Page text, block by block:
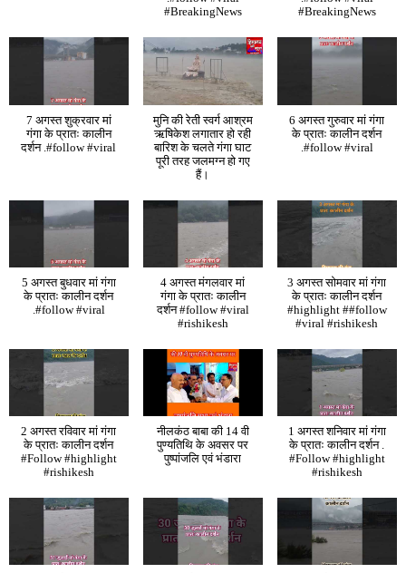
#BreakingNews
#BreakingNews
7 अगस्त शुक्रवार मां
गंगा के प्रातः कालीन
दर्शन .#follow #viral
मुनि की रेती स्वर्ग आश्रम
ऋषिकेश लगातार हो रही
बारिश के चलते गंगा घाट
पूरी तरह जलमग्न हो गए
हैं।
6 अगस्त गुरुवार मां गंगा
के प्रातः कालीन दर्शन
.#follow #viral
5 अगस्त बुधवार मां गंगा
के प्रातः कालीन दर्शन
.#follow #viral
4 अगस्त मंगलवार मां
गंगा के प्रातः कालीन
दर्शन #follow #viral
#rishikesh
3 अगस्त सोमवार मां गंगा
के प्रातः कालीन दर्शन
#highlight ##follow
#viral #rishikesh
2 अगस्त रविवार मां गंगा
के प्रातः कालीन दर्शन
#Follow #highlight
#rishikesh
नीलकंठ बाबा की 14 वी
पुण्यतिथि के अवसर पर
पुष्पांजलि एवं भंडारा
1 अगस्त शनिवार मां गंगा
के प्रातः कालीन दर्शन .
#Follow #highlight
#rishikesh